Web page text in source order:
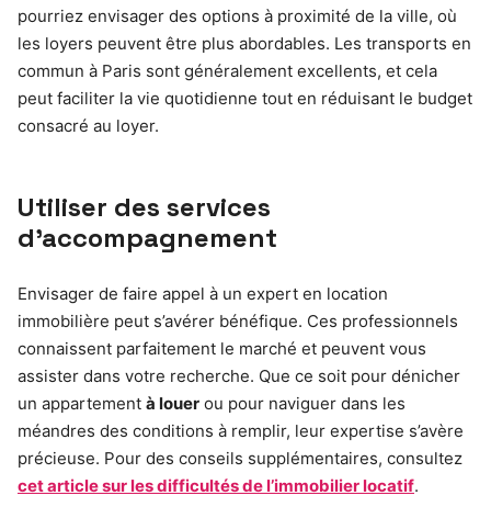
pourriez envisager des options à proximité de la ville, où
les loyers peuvent être plus abordables. Les transports en
commun à Paris sont généralement excellents, et cela
peut faciliter la vie quotidienne tout en réduisant le budget
consacré au loyer.
Utiliser des services
d’accompagnement
Envisager de faire appel à un expert en location
immobilière peut s’avérer bénéfique. Ces professionnels
connaissent parfaitement le marché et peuvent vous
assister dans votre recherche. Que ce soit pour dénicher
un appartement à louer ou pour naviguer dans les
méandres des conditions à remplir, leur expertise s’avère
précieuse. Pour des conseils supplémentaires, consultez
cet article sur les difficultés de l’immobilier locatif.